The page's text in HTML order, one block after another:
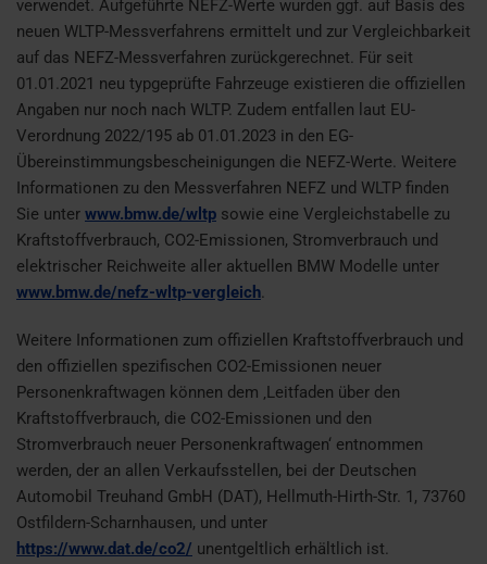
verwendet. Aufgeführte NEFZ-Werte wurden ggf. auf Basis des
neuen WLTP-Messverfahrens ermittelt und zur Vergleichbarkeit
auf das NEFZ-Messverfahren zurückgerechnet. Für seit
01.01.2021 neu typgeprüfte Fahrzeuge existieren die offiziellen
Angaben nur noch nach WLTP. Zudem entfallen laut EU-
Verordnung 2022/195 ab 01.01.2023 in den EG-
Übereinstimmungsbescheinigungen die NEFZ-Werte. Weitere
Informationen zu den Messverfahren NEFZ und WLTP finden
Sie unter www.bmw.de/wltp sowie eine Vergleichstabelle zu
Kraftstoffverbrauch, CO2-Emissionen, Stromverbrauch und
elektrischer Reichweite aller aktuellen BMW Modelle unter
www.bmw.de/nefz-wltp-vergleich.
Weitere Informationen zum offiziellen Kraftstoffverbrauch und
den offiziellen spezifischen CO2-Emissionen neuer
Personenkraftwagen können dem ‚Leitfaden über den
Kraftstoffverbrauch, die CO2-Emissionen und den
Stromverbrauch neuer Personenkraftwagen‘ entnommen
werden, der an allen Verkaufsstellen, bei der Deutschen
Automobil Treuhand GmbH (DAT), Hellmuth-Hirth-Str. 1, 73760
Ostfildern-Scharnhausen, und unter
https://www.dat.de/co2/ unentgeltlich erhältlich ist.